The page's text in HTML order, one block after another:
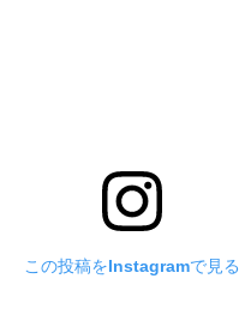
この投稿をInstagramで見る